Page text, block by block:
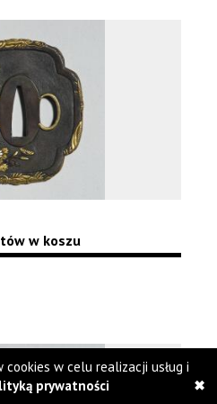
w koszu
w celu realizacji usług i
prywatności